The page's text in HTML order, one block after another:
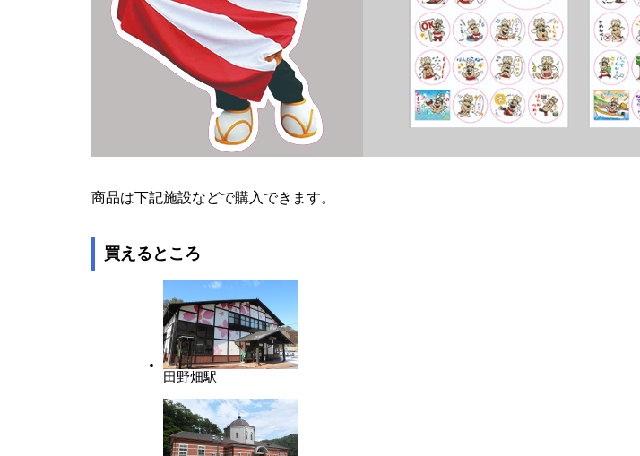
商品は下記施設などで購入できます。
買えるところ
田野畑駅